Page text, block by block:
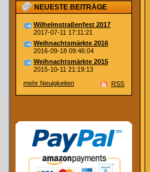
NEUESTE BEITRÄGE
Wilhelmstraßenfest 2017
2017-07-11 17:11:21
Weihnachtsmärkte 2016
2016-09-18 09:46:04
Weihnachtsmärkte 2015
2015-10-11 21:19:13
mehr Neuigkeiten
RSS